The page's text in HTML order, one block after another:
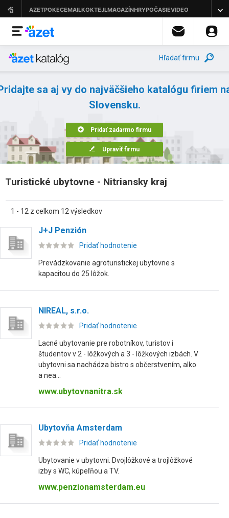
Hľadať firmu
sa aj vy do najväčšieho katalógu firiem
Slovensku.
Pridať zadarmo firmu
Upraviť firmu
Turistické ubytovne - Nitriansky kraj
1 - 12 z celkom 12 výsledkov
J+J Penzión
Pridať hodnotenie
Prevádzkovanie agroturistickej ubytovne s
kapacitou do 25 lôžok.
NIREAL, s.r.o.
Pridať hodnotenie
Lacné ubytovanie pre robotníkov, turistov i
študentov v 2 - lôžkových a 3 - lôžkových izbách. V
ubytovni sa nachádza bistro s občerstvením, alko
a nea...
www.ubytovnanitra.sk
Ubytovňa Amsterdam
Pridať hodnotenie
Ubytovanie v ubytovni. Dvojlôžkové a trojlôžkové
izby s WC, kúpeľňou a TV.
www.penzionamsterdam.eu